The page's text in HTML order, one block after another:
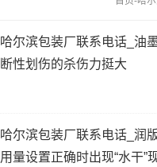
哈尔滨包装厂联系电话_油
断性划伤的杀伤力挺大
哈尔滨包装厂联系电话_润
用量设置正确时出现“水干”